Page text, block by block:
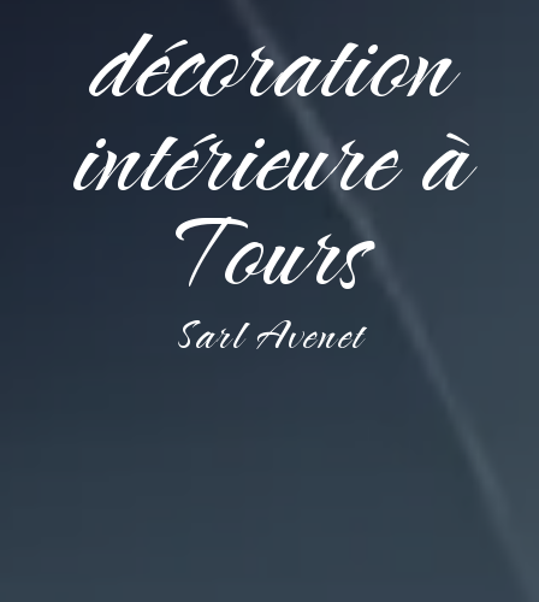
décoration
intérieure à
Tours
Sarl Avenet